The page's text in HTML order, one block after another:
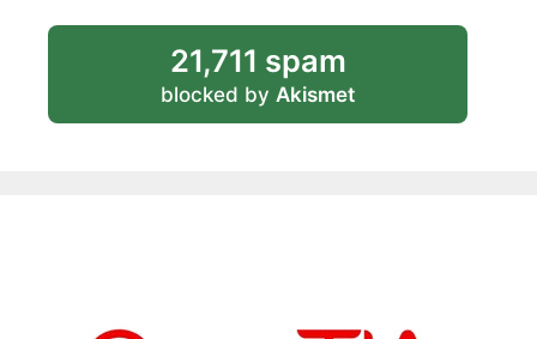
21,711 spam
blocked by Akismet